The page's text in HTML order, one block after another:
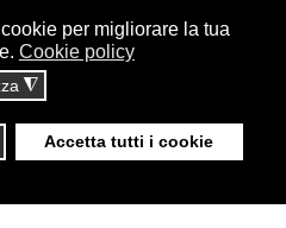
per migliorare la tua
Cookie policy
◮
Accetta tutti i cookie
-Partita IVA:
elettronica:
- 2026 - Clio S.r.l. Lecce -